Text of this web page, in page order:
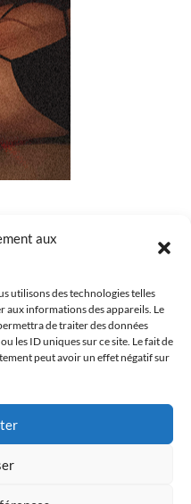
aux
utilisons des technologies telles
aux informations des appareils. Le
de traiter des données
les ID uniques sur ce site. Le fait de
peut avoir un effet négatif sur
(UE)